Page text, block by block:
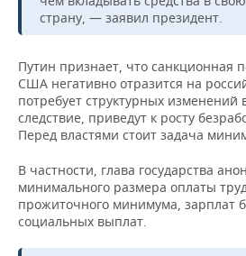
страну, — заявил президент.
Путин признает, что санкционная
США негативно отразится на
потребует структурных изменений
следствие, приведут к росту
Перед властями стоит задача
В частности, глава государства
минимального размера оплаты
прожиточного минимума, зарплат
социальных выплат.